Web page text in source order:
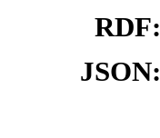
RDF:
JSON: